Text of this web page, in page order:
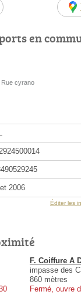
en
Rue cyrano
2006
Éditer les
F. Coiffure A
impasse des
860 mètres
Fermé, ouvre